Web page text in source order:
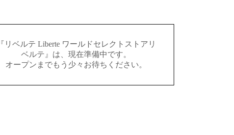
『リベルテ Liberte ワールドセレクトストアリ
ベルテ』は、現在準備中です。
オープンまでもう少々お待ちください。